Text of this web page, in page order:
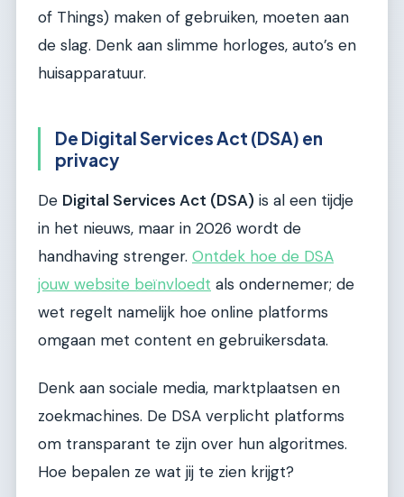
of Things) maken of gebruiken, moeten aan
de slag. Denk aan slimme horloges, auto’s en
huisapparatuur.
De Digital Services Act (DSA) en
privacy
De Digital Services Act (DSA) is al een tijdje
in het nieuws, maar in 2026 wordt de
handhaving strenger. Ontdek hoe de DSA
jouw website beïnvloedt als ondernemer; de
wet regelt namelijk hoe online platforms
omgaan met content en gebruikersdata.
Denk aan sociale media, marktplaatsen en
zoekmachines. De DSA verplicht platforms
om transparant te zijn over hun algoritmes.
Hoe bepalen ze wat jij te zien krijgt?